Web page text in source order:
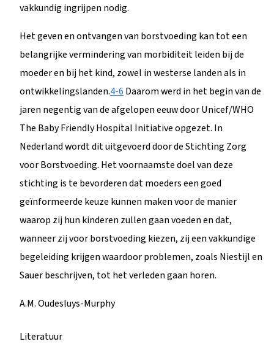
vakkundig ingrijpen nodig.
Het geven en ontvangen van borstvoeding kan tot een
belangrijke vermindering van morbiditeit leiden bij de
moeder en bij het kind, zowel in westerse landen als in
ontwikkelingslanden.4-6 Daarom werd in het begin van de
jaren negentig van de afgelopen eeuw door Unicef/WHO
The Baby Friendly Hospital Initiative opgezet. In
Nederland wordt dit uitgevoerd door de Stichting Zorg
voor Borstvoeding. Het voornaamste doel van deze
stichting is te bevorderen dat moeders een goed
geïnformeerde keuze kunnen maken voor de manier
waarop zij hun kinderen zullen gaan voeden en dat,
wanneer zij voor borstvoeding kiezen, zij een vakkundige
begeleiding krijgen waardoor problemen, zoals Niestijl en
Sauer beschrijven, tot het verleden gaan horen.
A.M. Oudesluys-Murphy
Literatuur